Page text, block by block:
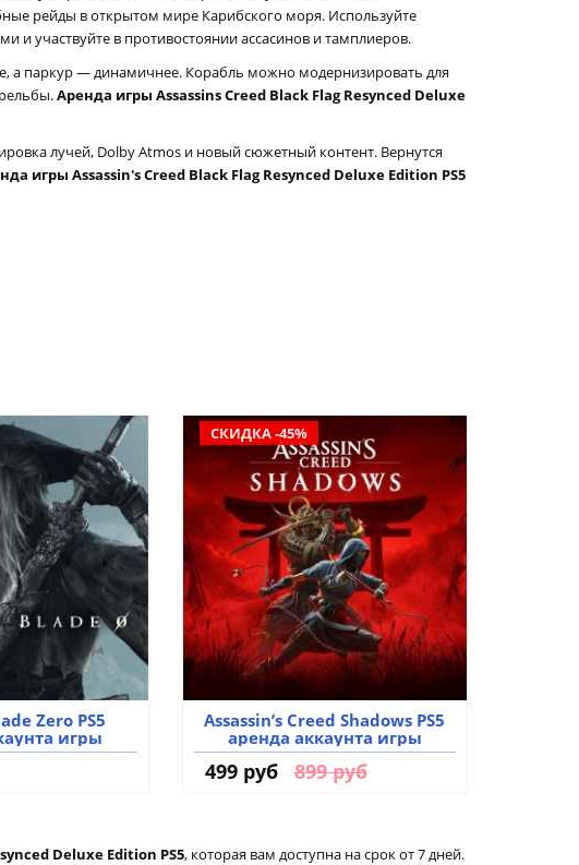
рейды в открытом мире Карибского моря. Используйте
и участвуйте в противостоянии ассасинов и тамплиеров.
а паркур — динамичнее. Корабль можно модернизировать для
Аренда игры Assassins Creed Black Flag Resynced Deluxe
лучей, Dolby Atmos и новый сюжетный контент. Вернутся
игры Assassin's Creed Black Flag Resynced Deluxe Edition PS5
Zero PS5
игры
СКИДКА -45%
Assassin’s Creed Shadows PS5
аренда аккаунта игры
499 руб 899 руб
Deluxe Edition PS5, которая вам доступна на срок от 7 дней.